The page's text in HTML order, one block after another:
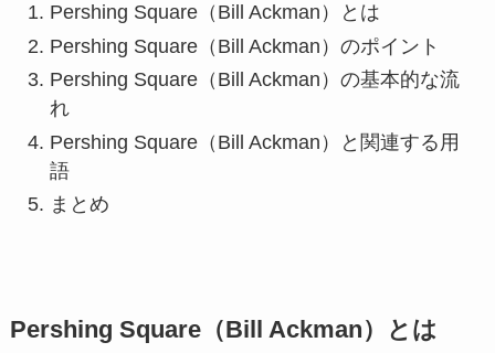
Pershing Square（Bill Ackman）とは
Pershing Square（Bill Ackman）のポイント
Pershing Square（Bill Ackman）の基本的な流
れ
Pershing Square（Bill Ackman）と関連する用
語
まとめ
Pershing Square（Bill Ackman）とは